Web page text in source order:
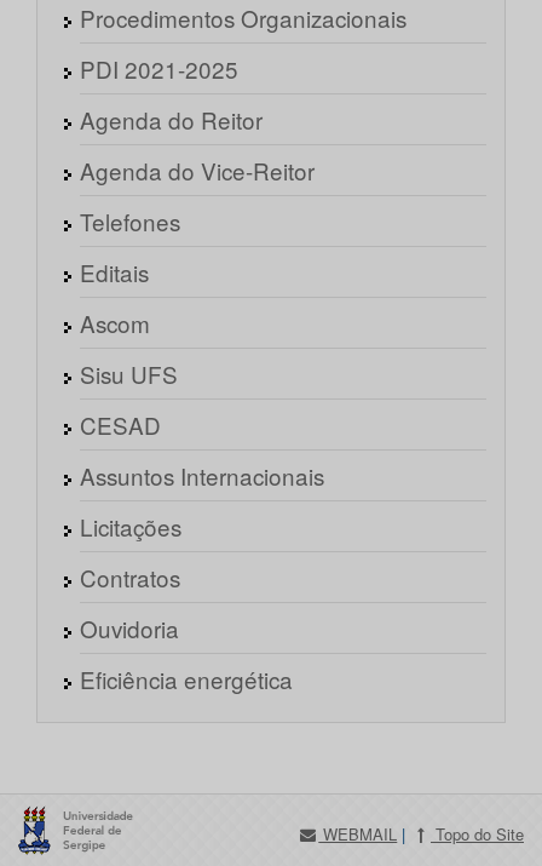
Procedimentos Organizacionais
PDI 2021-2025
Agenda do Reitor
Agenda do Vice-Reitor
Telefones
Editais
Ascom
Sisu UFS
CESAD
Assuntos Internacionais
Licitações
Contratos
Ouvidoria
Eficiência energética
WEBMAIL | Topo do Site